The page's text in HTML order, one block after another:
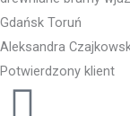
Aleksandra
Potwierdzony klient